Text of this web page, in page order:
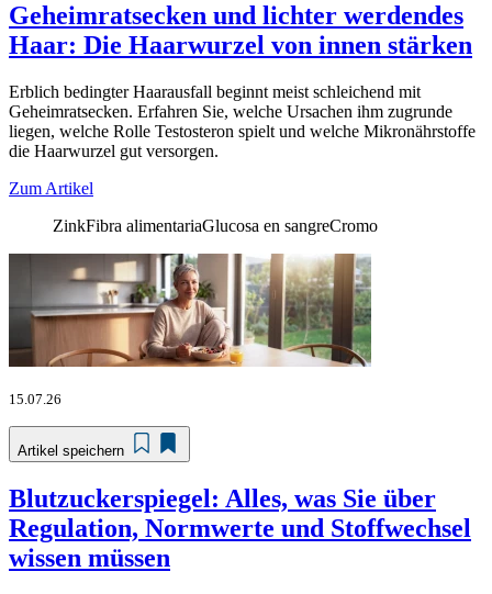
Geheimratsecken und lichter werdendes
Haar: Die Haarwurzel von innen stärken
Erblich bedingter Haarausfall beginnt meist schleichend mit
Geheimratsecken. Erfahren Sie, welche Ursachen ihm zugrunde
liegen, welche Rolle Testosteron spielt und welche Mikronährstoffe
die Haarwurzel gut versorgen.
Zum Artikel
ZinkFibra alimentariaGlucosa en sangreCromo
15.07.26
Artikel speichern
Blutzuckerspiegel: Alles, was Sie über
Regulation, Normwerte und Stoffwechsel
wissen müssen